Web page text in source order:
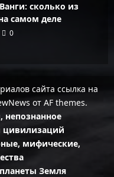
сколько из
самом деле
0
сайта ссылка на
от AF themes.
непознанное
цивилизаций
мифические,
Земля